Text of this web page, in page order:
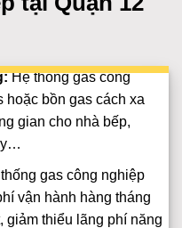
Hệ thống gas công
hoặc bồn gas cách xa
gian cho nhà bếp,
gas công nghiệp
vận hành hàng tháng
giảm thiểu lãng phí năng